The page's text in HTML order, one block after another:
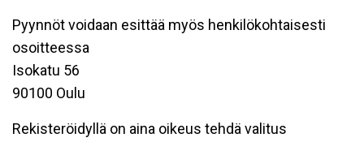
Pyynnöt voidaan esittää myös henkilökohtaisesti
osoitteessa
Isokatu 56
90100 Oulu
Rekisteröidyllä on aina oikeus tehdä valitus